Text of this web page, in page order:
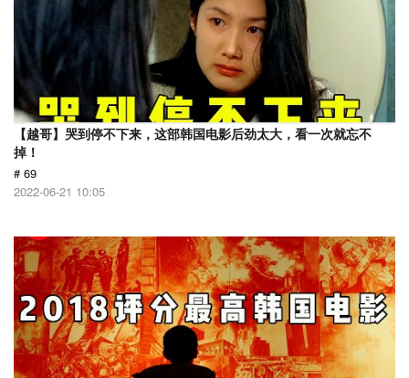
【越哥】哭到停不下来，这部韩国电影后劲太大，看一次就忘不
掉！
# 69
2022-06-21 10:05